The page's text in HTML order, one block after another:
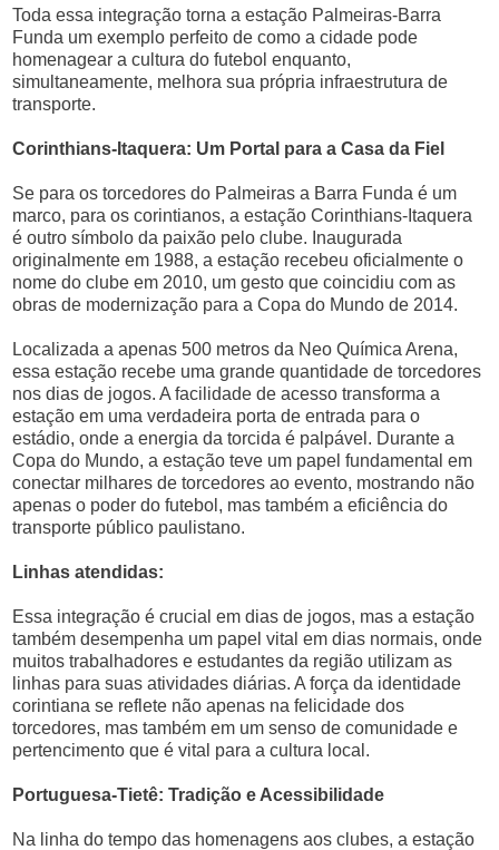
Toda essa integração torna a estação Palmeiras-Barra
Funda um exemplo perfeito de como a cidade pode
homenagear a cultura do futebol enquanto,
simultaneamente, melhora sua própria infraestrutura de
transporte.
Corinthians-Itaquera: Um Portal para a Casa da Fiel
Se para os torcedores do Palmeiras a Barra Funda é um
marco, para os corintianos, a estação Corinthians-Itaquera
é outro símbolo da paixão pelo clube. Inaugurada
originalmente em 1988, a estação recebeu oficialmente o
nome do clube em 2010, um gesto que coincidiu com as
obras de modernização para a Copa do Mundo de 2014.
Localizada a apenas 500 metros da Neo Química Arena,
essa estação recebe uma grande quantidade de torcedores
nos dias de jogos. A facilidade de acesso transforma a
estação em uma verdadeira porta de entrada para o
estádio, onde a energia da torcida é palpável. Durante a
Copa do Mundo, a estação teve um papel fundamental em
conectar milhares de torcedores ao evento, mostrando não
apenas o poder do futebol, mas também a eficiência do
transporte público paulistano.
Linhas atendidas:
Essa integração é crucial em dias de jogos, mas a estação
também desempenha um papel vital em dias normais, onde
muitos trabalhadores e estudantes da região utilizam as
linhas para suas atividades diárias. A força da identidade
corintiana se reflete não apenas na felicidade dos
torcedores, mas também em um senso de comunidade e
pertencimento que é vital para a cultura local.
Portuguesa-Tietê: Tradição e Acessibilidade
Na linha do tempo das homenagens aos clubes, a estação